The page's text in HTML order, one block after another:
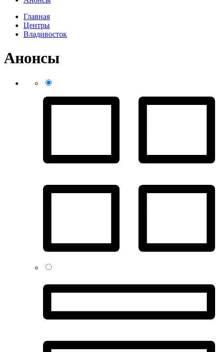
Главная
Центры
Владивосток
Анонсы